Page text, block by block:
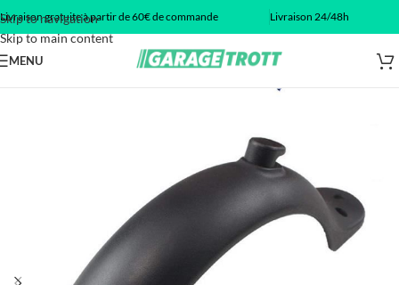
Skip to navigation
Skip to main content
Livraison gratuite à partir de 60€ de commande Livraison 24/48h
MENU